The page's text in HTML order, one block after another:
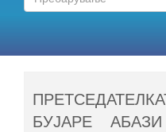
БУЈАРЕ